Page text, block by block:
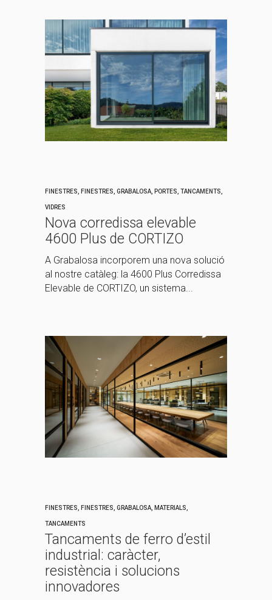
FINESTRES FINESTRES GRABALOSA PORTES TANCAMENTS
VIDRES
Nova corredissa elevable
4600 Plus de CORTIZO
A Grabalosa incorporem una nova solució
al nostre catàleg: la 4600 Plus Corredissa
Elevable de CORTIZO, un sistema...
FINESTRES FINESTRES GRABALOSA MATERIALS
TANCAMENTS
Tancaments de ferro d’estil
industrial: caràcter,
resistència i solucions
innovadores